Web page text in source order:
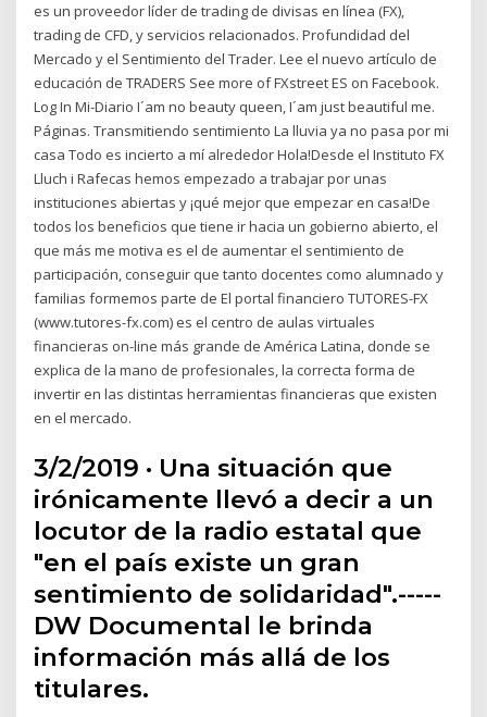
es un proveedor líder de trading de divisas en línea (FX),
trading de CFD, y servicios relacionados. Profundidad del
Mercado y el Sentimiento del Trader. Lee el nuevo artículo de
educación de TRADERS See more of FXstreet ES on Facebook.
Log In Mi-Diario I´am no beauty queen, I´am just beautiful me.
Páginas. Transmitiendo sentimiento La lluvia ya no pasa por mi
casa Todo es incierto a mí alrededor Hola!Desde el Instituto FX
Lluch i Rafecas hemos empezado a trabajar por unas
instituciones abiertas y ¡qué mejor que empezar en casa!De
todos los beneficios que tiene ir hacia un gobierno abierto, el
que más me motiva es el de aumentar el sentimiento de
participación, conseguir que tanto docentes como alumnado y
familias formemos parte de El portal financiero TUTORES-FX
(www.tutores-fx.com) es el centro de aulas virtuales
financieras on-line más grande de América Latina, donde se
explica de la mano de profesionales, la correcta forma de
invertir en las distintas herramientas financieras que existen
en el mercado.
3/2/2019 · Una situación que
irónicamente llevó a decir a un
locutor de la radio estatal que
"en el país existe un gran
sentimiento de solidaridad".-----
DW Documental le brinda
información más allá de los
titulares.